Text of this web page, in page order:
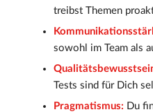
treibst Themen
sowohl im Team als
Tests sind für Dich
Pragmatismus: Du